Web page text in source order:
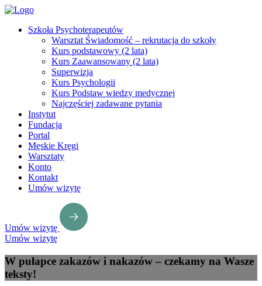
Szkoła Psychoterapeutów
Warsztat Świadomość – rekrutacja do szkoły
Kurs podstawowy (2 lata)
Kurs Zaawansowany (2 lata)
Superwizja
Kurs Psychologii
Kurs Podstaw wiedzy medycznej
Najczęściej zadawane pytania
Instytut
Fundacja
Portal
Męskie Kręgi
Warsztaty
Konto
Kontakt
Umów wizytę
Umów wizytę
Umów wizytę
W pułapce zakazów i nakazów – czekamy na Wasze
teksty!